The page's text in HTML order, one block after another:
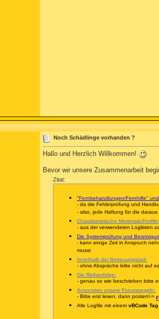
Noch Schädlinge vorhanden ?
Hallo und Herzlich Willkommen!
Bevor wir unsere Zusammenarbeit
Zitat:
"Fernbehandlungen/Fernhilfe"
- da die Fehlerprüfung und
- also, jede Haftung für die daraus
Charakteristische Merkmale/
- aus der verwendeten Loglisten
Die Systemprüfung und
- kann einige Zeit in Anspruch
musst
Innerhalb der Betreuungszeit:
- ohne Abspräche bitte nicht auf
Die Reihenfolge:
- genau so wie beschrieben bitte
Ansonsten unsere Forumsregeln:
- Bitte erst lesen, dann posten!->
Alle Logfile mit einem vBCode Tag